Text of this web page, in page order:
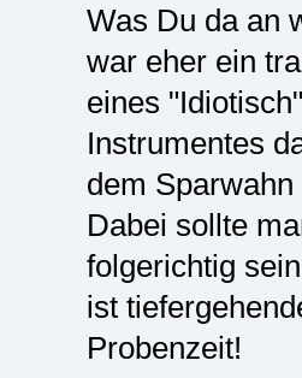
Was Du da an
war eher ein
eines
Instrumentes
dem
Dabei sollte
folgerichtig
ist
Probenzeit!